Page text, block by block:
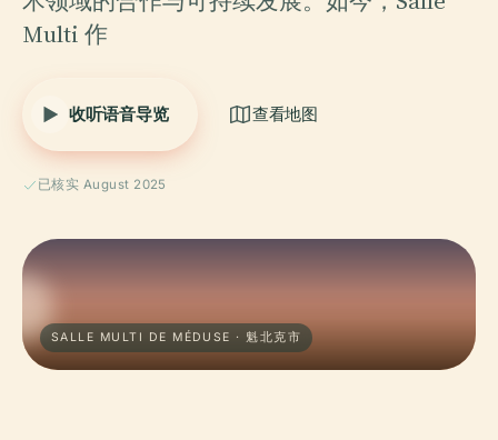
Multi 作
收听语音导览 查看地图
已核实 August 2025
SALLE MULTI DE MÉDUSE · 魁北克市